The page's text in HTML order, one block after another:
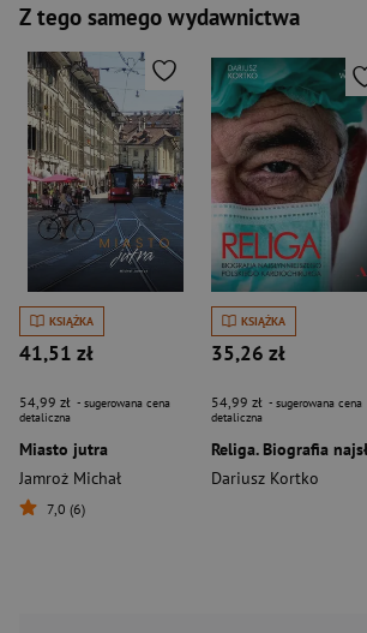
Z tego samego wydawnictwa
KSIĄŻKA
41,51 zł
54,99 zł - sugerowana cena
detaliczna
Miasto jutra
Jamroż Michał
7,0 (6)
KSIĄŻKA
35,26 zł
54,99 zł - sugerowana cena
detaliczna
Dariusz Kortko